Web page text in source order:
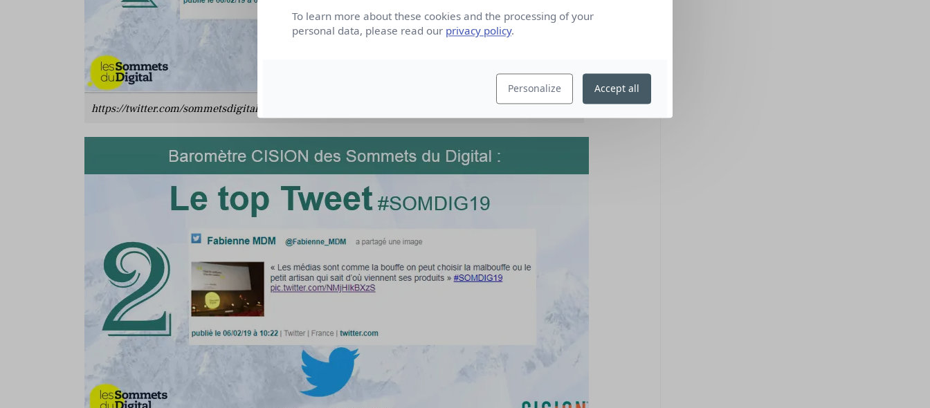
https://twitter.com/sommetsdigital/status/1093055689465962497/video/1
To learn more about these cookies and the processing of your
personal data, please read our privacy policy.
Personalize Accept all